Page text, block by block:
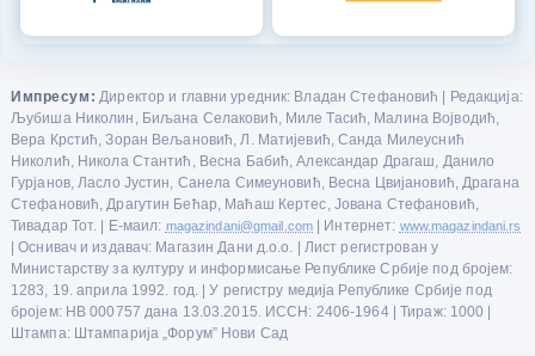
Импресум: Директор и главни уредник: Владан Стефановић | Редакција:
Љубиша Николин, Биљана Селаковић, Миле Тасић, Малина Војводић,
Вера Крстић, Зоран Вељановић, Л. Матијевић, Санда Милеуснић
Николић, Никола Стантић, Весна Бабић, Александар Драгаш, Данило
Гурјанов, Ласло Јустин, Санела Симеуновић, Весна Цвијановић, Драгана
Стефановић, Драгутин Бећар, Маћаш Кертес, Јована Стефановић,
Тивадар Тот. | Е-маил: magazindani@gmail.com | Интернет: www.magazindani.rs
| Оснивач и издавач: Магазин Дани д.о.о. | Лист регистрован у
Министарству за културу и информисање Републике Србије под бројем:
1283, 19. априла 1992. год. | У регистру медија Републике Србије под
бројем: НВ 000757 дана 13.03.2015. ИССН: 2406-1964 | Тираж: 1000 |
Штампа: Штампарија „Форум” Нови Сад